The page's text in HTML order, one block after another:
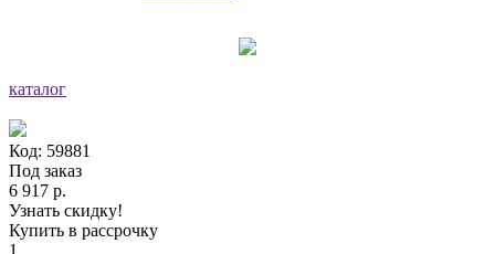
каталог
Код: 59881
Под заказ
6 917 р.
Узнать скидку!
Купить в рассрочку
1